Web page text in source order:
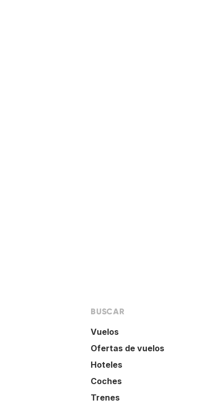
BUSCAR
Vuelos
Ofertas de vuelos
Hoteles
Coches
Trenes